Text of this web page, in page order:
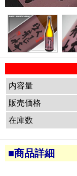
内容量
販売価格
在庫数
■商品詳細